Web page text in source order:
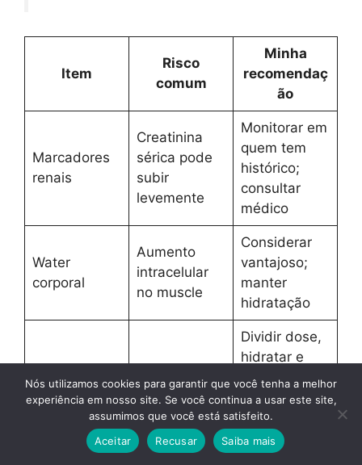
Item
Risco
comum
Minha
recomendaç
ão
Marcadores
renais
Creatinina
sérica pode
subir
levemente
Monitorar em
quem tem
histórico;
consultar
médico
Water
corporal
Aumento
intracelular
no muscle
Considerar
vantajoso;
manter
hidratação
Cramping e
Cãibras e
desconforto
leve
Dividir dose,
hidratar e
ajustar
timing;
monohydrate
ou hcl podem
variar em
Nós utilizamos cookies para garantir que você tenha a melhor
experiência em nosso site. Se você continua a usar este site,
assumimos que você está satisfeito.
Aceitar
Recusar Saiba mais